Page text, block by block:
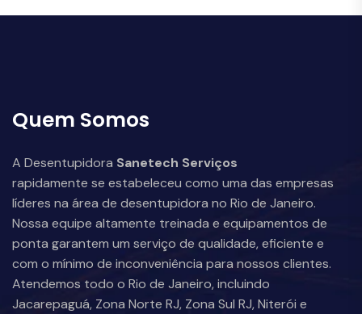
Quem Somos
A Desentupidora Sanetech Serviços
rapidamente se estabeleceu como uma das empresas
líderes na área de desentupidora no Rio de Janeiro.
Nossa equipe altamente treinada e equipamentos de
ponta garantem um serviço de qualidade, eficiente e
com o mínimo de inconveniência para nossos clientes.
Atendemos todo o Rio de Janeiro, incluindo
Jacarepaguá, Zona Norte RJ, Zona Sul RJ, Niterói e